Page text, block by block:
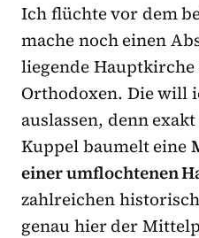
Ich flüchte vor dem
mache noch einen
liegende
Orthodoxen. Die will
auslassen, denn
Kuppel baumelt eine
einer umflochtenen
zahlreichen
genau hier der